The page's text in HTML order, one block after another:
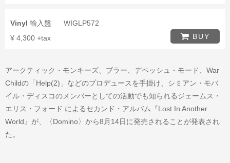
Vinyl 輸入盤
WIGLP572
¥ 4,300 +tax
BUY
アークティック・モンキーズ、ブラー、デペッシュ・モード、War
Childの「Help(2)」などのプロデュースを手掛け、シミアン・モバ
イル・ディスコのメンバーとしての活動でも知られるジェームス・
エリス・フォード によるセカンド・アルバム『Lost In Another
World』が、〈Domino〉から8月14日に発売されることが発表され
た。